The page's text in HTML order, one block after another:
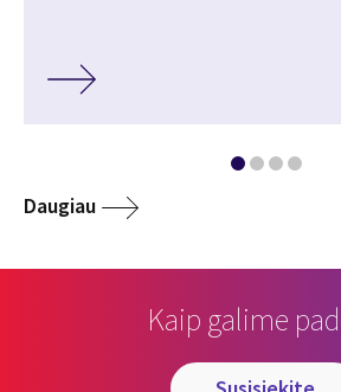
Daugiau
Kaip galime